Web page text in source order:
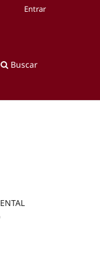
Buscar
Entrar